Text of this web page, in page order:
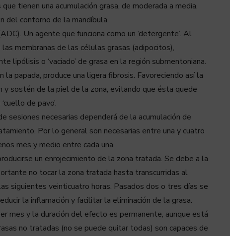
tienen una acumulación grasa, de moderada a media,
del contorno de la mandíbula.
Un agente que funciona como un ‘detergente’. Al
membranas de las células grasas (adipocitos),
lipólisis o ‘vaciado’ de grasa en la región submentoniana.
la papada, produce una ligera fibrosis. Favoreciendo así la
y sostén de la piel de la zona, evitando que ésta quede
de pavo’.
sesiones necesarias dependerá de la acumulación de
Por lo general son necesarias entre una y cuatro
mes y medio entre cada una.
un enrojecimiento de la zona tratada. Se debe a la
no tocar la zona tratada hasta transcurridas al
siguientes veinticuatro horas. Pasados dos o tres días se
la inflamación y facilitar la eliminación de la grasa.
mes y la duración del efecto es permanente, aunque está
no tratadas (no se puede quitar todas) son capaces de